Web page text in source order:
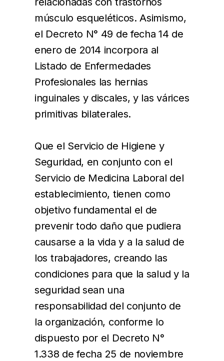
músculo esqueléticos. Asimismo,
el Decreto N° 49 de fecha 14 de
enero de 2014 incorpora al
Listado de Enfermedades
Profesionales las hernias
inguinales y discales, y las várices
primitivas bilaterales.
Que el Servicio de Higiene y
Seguridad, en conjunto con el
Servicio de Medicina Laboral del
establecimiento, tienen como
objetivo fundamental el de
prevenir todo daño que pudiera
causarse a la vida y a la salud de
los trabajadores, creando las
condiciones para que la salud y la
seguridad sean una
responsabilidad del conjunto de
la organización, conforme lo
dispuesto por el Decreto N°
1.338 de fecha 25 de noviembre